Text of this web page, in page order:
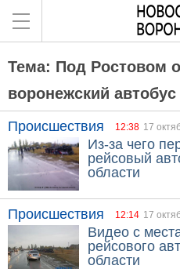
Тема: Под Ростовом
воронежский автобус
Происшествия 12:38 17
Из-за чего
рейсовый
области
Происшествия 12:14 17
Видео с
рейсового
области